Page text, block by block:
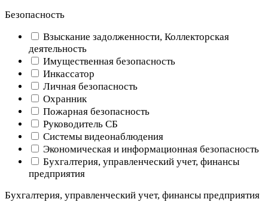
Безопасность
Взыскание задолженности, Коллекторская
деятельность
Имущественная безопасность
Инкассатор
Личная безопасность
Охранник
Пожарная безопасность
Руководитель СБ
Системы видеонаблюдения
Экономическая и информационная безопасность
Бухгалтерия, управленческий учет, финансы
предприятия
Бухгалтерия, управленческий учет, финансы предприятия